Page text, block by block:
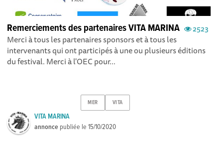
2523
Remerciements des partenaires VITA MARINA
Merci à tous les partenaires sponsors et à tous les
intervenants qui ont participés à une ou plusieurs éditions
du festival. Merci à l'OEC pour...
MER VITA
VITA MARINA
annonce publiée le15/10/2020